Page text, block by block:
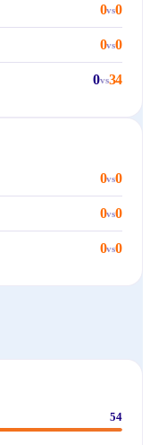
0vs0
0vs0
0vs34
0vs0
0vs0
0vs0
54